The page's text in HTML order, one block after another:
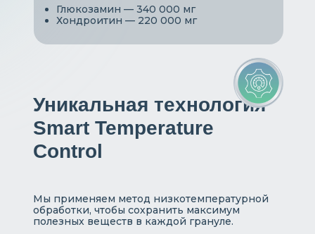
Глюкозамин — 340 000 мг
Хондроитин — 220 000 мг
Уникальная технология
Smart Temperature
Control
Мы применяем метод низкотемпературной
обработки, чтобы сохранить максимум
полезных веществ в каждой грануле.